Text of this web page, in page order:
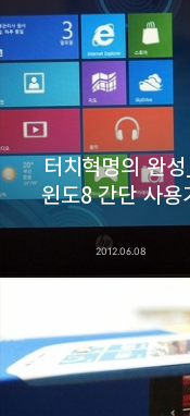
bravesjb@gmail.com,
구독하기
구독하기
카카오스토리
터치혁명의 완성_
윈도8 간단 사용
2012.06.08